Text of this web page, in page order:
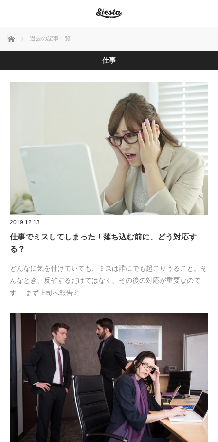
ホーム 過去の記事一覧
仕事
2019.12.13
仕事でミスしてしまった！落ち込む前に、どう対応す
る？
どんなに気を付けていても、ミスは誰にでも起こりうること。そ
んなとき、反省するだけではなく、その後の対応が重要なので
す。 まず上司へ報告ミ…